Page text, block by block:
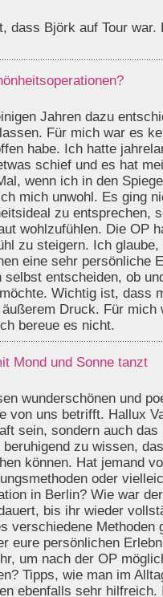
dass Björk auf Tour war.
Jahren dazu
Für mich war es
habe. Ich hatte
schief und es hat
wenn ich in den
mich unwohl. Es ging
zu entsprechen,
wohlzufühlen. Die OP
zu steigern. Ich glaube,
eine sehr persönliche
entscheiden, ob
Wichtig ist, dass
Druck. Für mich
bereue es nicht.
Mond und Sonne tanzt
wunderschönen und
von uns betrifft. Hallux
sein, sondern auch
zu wissen,
können. Hat jemand
oder
in Berlin? Wie war
bis ihr wieder
verschiedene Methoden
eure persönlichen
um nach der OP
Tipps, wie man im
ebenfalls sehr